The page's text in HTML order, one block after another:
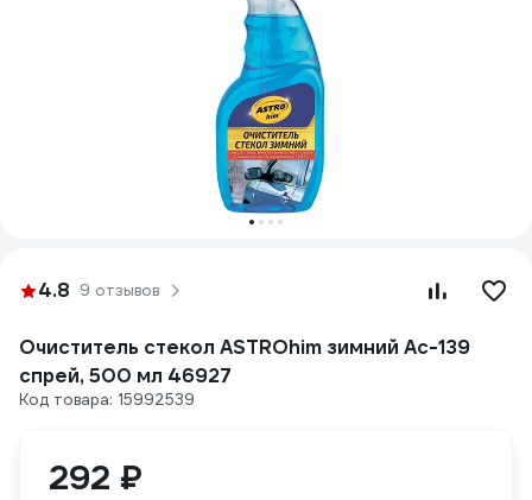
4.8 9 отзывов
Очиститель стекол ASTROhim зимний Ас-139
спрей, 500 мл 46927
Код товара: 15992539
292 ₽